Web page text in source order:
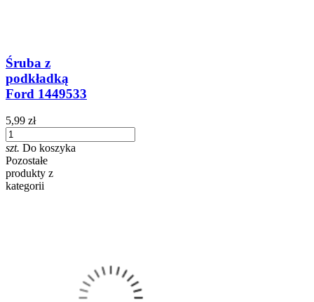
Śruba z
podkładką
Ford 1449533
5,99 zł
szt. Do koszyka
Pozostałe
produkty z
kategorii